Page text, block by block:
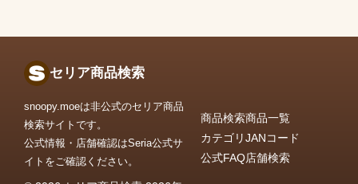
セリア商品検索
snoopy.moeは非公式のセリア商品
検索サイトです。
公式情報・店舗確認はSeria公式サ
イトをご確認ください。
商品検索商品一覧
カテゴリJANコード
公式FAQ店舗検索